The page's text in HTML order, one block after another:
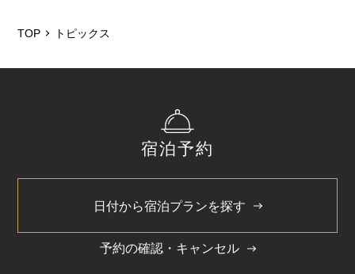
2025/12
2024/5
TOP トピックス
宿泊予約
日付から宿泊プランを探す
予約の確認・キャンセル